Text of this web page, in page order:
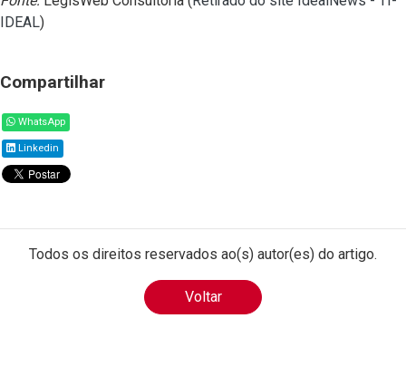
IDEAL)
Compartilhar
WhatsApp
Linkedin
Todos os direitos reservados ao(s) autor(es) do artigo.
Voltar